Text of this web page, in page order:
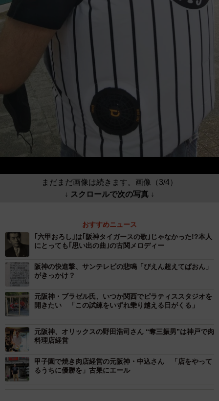
まだまだ画像は続きます。画像（3/4）
↓ スクロールで次の写真 ↓
おすすめニュース
｢六甲おろし｣は｢阪神タイガースの歌｣じゃなかった!?本人
にとっても｢思い出の曲｣の古関メロディー
阪神の快進撃、サンテレビの悲鳴「ぴえん超えてぱおん」
がきっかけ？
元阪神・ブラゼル氏、いつか関西でピラティススタジオを
開きたい 「この試練をいずれ乗り越える日がくる」
元阪神、オリックスの野田浩司さん “奪三振男”は神戸で肉
料理店経営
甲子園で焼き肉店経営の元阪神・中込さん 「店をやって
るうちに優勝を」古巣にエール